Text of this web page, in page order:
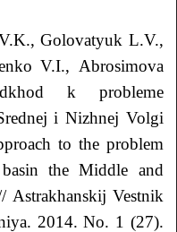
Golovatyuk L.V.,
V.I., Аbrosimova
k probleme
i Nizhnej Volgi
to the problem
the Middle and
Аstrakhanskij Vestnik
2014. No. 1 (27).